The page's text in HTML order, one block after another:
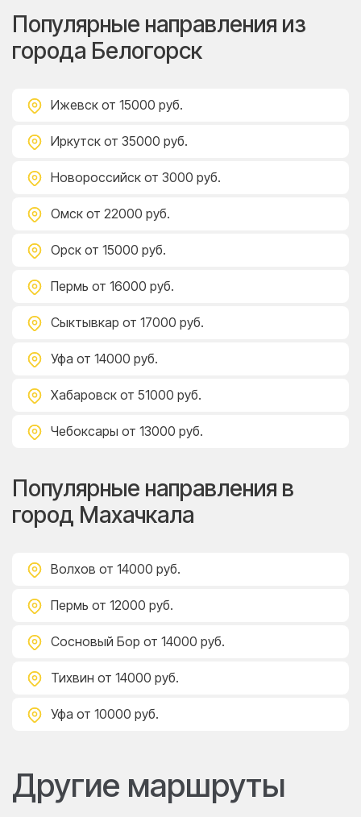
Популярные направления из
города Белогорск
Ижевск от 15000 руб.
Иркутск от 35000 руб.
Новороссийск от 3000 руб.
Омск от 22000 руб.
Орск от 15000 руб.
Пермь от 16000 руб.
Сыктывкар от 17000 руб.
Уфа от 14000 руб.
Хабаровск от 51000 руб.
Чебоксары от 13000 руб.
Популярные направления в
город Махачкала
Волхов от 14000 руб.
Пермь от 12000 руб.
Сосновый Бор от 14000 руб.
Тихвин от 14000 руб.
Уфа от 10000 руб.
Другие маршруты